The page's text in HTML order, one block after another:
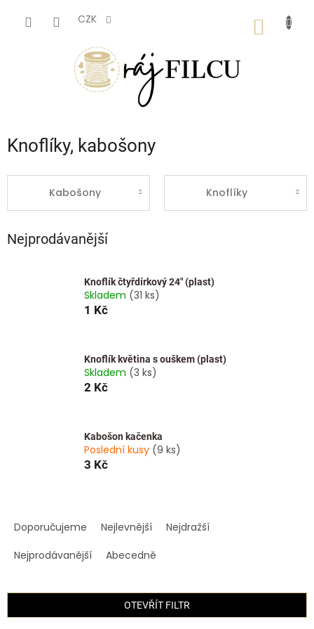
CZK
Knoflíky, kabošony
Kabošony Knoflíky
Nejprodávanější
Knoflík čtyřdírkový 24" (plast)
Skladem (31 ks)
1 Kč
Knoflík květina s ouškem (plast)
Skladem (3 ks)
2 Kč
Kabošon kačenka
Poslední kusy (9 ks)
3 Kč
r
Doporučujeme Nejlevnější
Nejdražší
Nejprodávanější
Abecedně
OTEVŘÍT FILTR